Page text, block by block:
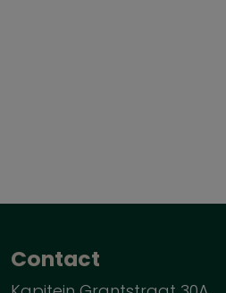
Contact